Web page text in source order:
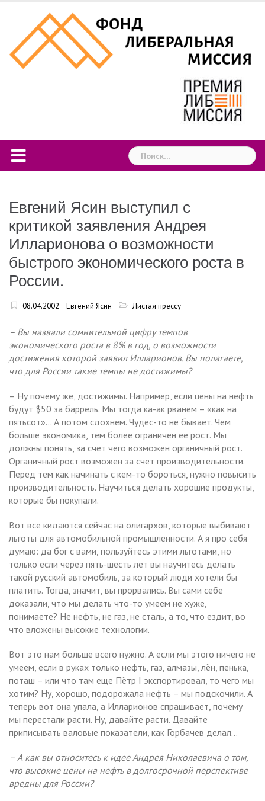
content
Найти:
Евгений Ясин выступил с
критикой заявления Андрея
Илларионова о возможности
быстрого экономического роста в
России.
08.04.2002 Евгений Ясин Листая прессу
– Вы назвали сомнительной цифру темпов
экономического роста в 8% в год, о возможности
достижения которой заявил Илларионов. Вы полагаете,
что для России такие темпы не достижимы?
– Ну почему же, достижимы. Например, если цены на нефть
будут $50 за баррель. Мы тогда ка-ак рванем – «как на
пятьсот»… А потом сдохнем. Чудес-то не бывает. Чем
больше экономика, тем более ограничен ее рост. Мы
должны понять, за счет чего возможен органичный рост.
Органичный рост возможен за счет производительности.
Перед тем как начинать с кем-то бороться, нужно повысить
производительность. Научиться делать хорошие продукты,
которые бы покупали.
Вот все кидаются сейчас на олигархов, которые выбивают
льготы для автомобильной промышленности. А я про себя
думаю: да бог с вами, пользуйтесь этими льготами, но
только если через пять-шесть лет вы научитесь делать
такой русский автомобиль, за который люди хотели бы
платить. Тогда, значит, вы прорвались. Вы сами себе
доказали, что мы делать что-то умеем не хуже,
понимаете? Не нефть, не газ, не сталь, а то, что ездит, во
что вложены высокие технологии.
Вот это нам больше всего нужно. А если мы этого ничего не
умеем, если в руках только нефть, газ, алмазы, лён, пенька,
поташ – или что там еще Пётр I экспортировал, то чего мы
хотим? Ну, хорошо, подорожала нефть – мы подскочили. А
теперь вот она упала, а Илларионов спрашивает, почему
мы перестали расти. Ну, давайте расти. Давайте
приписывать валовые показатели, как Горбачев делал…
– А как вы относитесь к идее Андрея Николаевича о том,
что высокие цены на нефть в долгосрочной перспективе
вредны для России?